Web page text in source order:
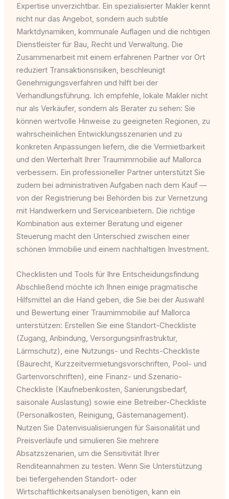
Expertise unverzichtbar. Ein spezialisierter Makler kennt
nicht nur das Angebot, sondern auch subtile
Marktdynamiken, kommunale Auflagen und die richtigen
Dienstleister für Bau, Recht und Verwaltung. Die
Zusammenarbeit mit einem erfahrenen Partner vor Ort
reduziert Transaktionsrisiken, beschleunigt
Genehmigungsverfahren und hilft bei der
Verhandlungsführung. Ich empfehle, lokale Makler nicht
nur als Verkäufer, sondern als Berater zu sehen: Sie
können wertvolle Hinweise zu geeigneten Regionen, zu
wahrscheinlichen Entwicklungsszenarien und zu
konkreten Anpassungen liefern, die die Vermietbarkeit
und den Werterhalt Ihrer Traumimmobilie auf Mallorca
verbessern. Ein professioneller Partner unterstützt Sie
zudem bei administrativen Aufgaben nach dem Kauf —
von der Registrierung bei Behörden bis zur Vernetzung
mit Handwerkern und Serviceanbietern. Die richtige
Kombination aus externer Beratung und eigener
Steuerung macht den Unterschied zwischen einer
schönen Immobilie und einem nachhaltigen Investment.
Checklisten und Tools für Ihre Entscheidungsfindung
Abschließend möchte ich Ihnen einige pragmatische
Hilfsmittel an die Hand geben, die Sie bei der Auswahl
und Bewertung einer Traumimmobilie auf Mallorca
unterstützen: Erstellen Sie eine Standort-Checkliste
(Zugang, Anbindung, Versorgungsinfrastruktur,
Lärmschutz), eine Nutzungs- und Rechts-Checkliste
(Baurecht, Kurzzeitvermietungsvorschriften, Pool- und
Gartenvorschriften), eine Finanz- und Szenario-
Checkliste (Kaufnebenkosten, Sanierungsbedarf,
saisonale Auslastung) sowie eine Betreiber-Checkliste
(Personalkosten, Reinigung, Gästemanagement).
Nutzen Sie Datenvisualisierungen für Saisonalität und
Preisverläufe und simulieren Sie mehrere
Absatzszenarien, um die Sensitivität Ihrer
Renditeannahmen zu testen. Wenn Sie Unterstützung
bei tiefergehenden Standort- oder
Wirtschaftlichkeitsanalysen benötigen, kann ein